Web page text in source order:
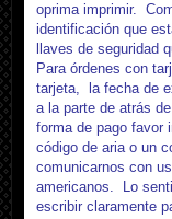
oprima imprimir.
identificación que
llaves de seguridad
Para órdenes con
tarjeta, la fecha de
a la parte de atrás
forma de pago favor
código de aria o un
comunicarnos con
americanos. Lo
escribir claramente